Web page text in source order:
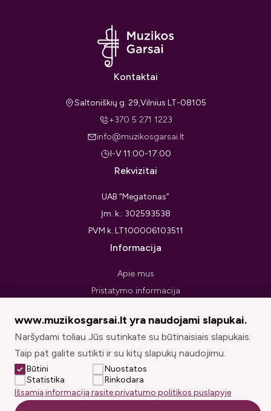
Kontaktai
Saltoniškių g. 29,Vilnius LT-08105
+370 5 271 1223
info@muzikosgarsai.lt
I-V 11:00-17:00
Rekvizitai
UAB “Megatonas”
Įm. k.: 302593538
PVM k. LT100006103511
Informacija
Apie mus
Pristatymo informacija
Pirkimo taisyklės ir sąlygos
Prekių grąžinimo forma
Sekite mus
www.muzikosgarsai.lt yra naudojami slapukai.
Naršydami toliau Jūs sutinkate su būtinaisiais slapukais.
Taip pat galite sutikti ir su kitų slapukų naudojimu.
Būtini
Nuostatos
Statistika
Rinkodara
Išsamią informaciją rasite privatumo politikos puslapyje